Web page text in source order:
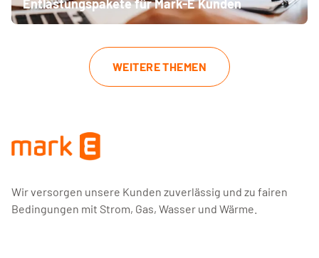
Entlastungspakete für Mark-E Kunden
WEITERE THEMEN
Wir versorgen unsere Kunden zuverlässig und zu fairen
Bedingungen mit Strom, Gas, Wasser und Wärme.